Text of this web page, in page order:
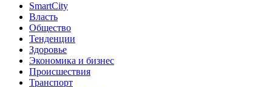
SmartCity
Власть
Общество
Тенденции
Здоровье
Экономика и бизнес
Происшествия
Транспорт